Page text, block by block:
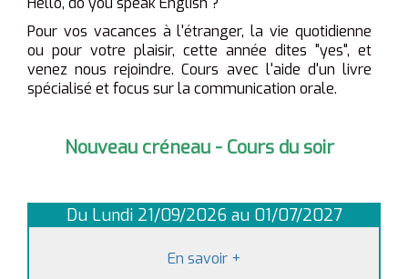
Pour vos vacances à l'étranger, la vie quotidienne
ou pour votre plaisir, cette année dites "yes", et
venez nous rejoindre. Cours avec l'aide d'un livre
spécialisé et focus sur la communication orale.
Nouveau créneau - Cours du soir
Du Lundi 21/09/2026 au 01/07/2027
En savoir +